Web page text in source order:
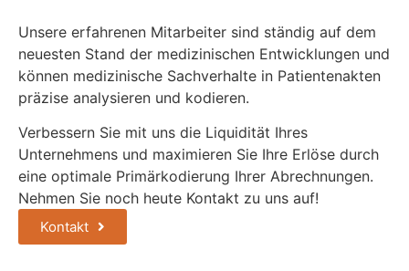
Unsere erfahrenen Mitarbeiter sind ständig auf dem
neuesten Stand der medizinischen Entwicklungen und
können medizinische Sachverhalte in Patientenakten
präzise analysieren und kodieren.
Verbessern Sie mit uns die Liquidität Ihres
Unternehmens und maximieren Sie Ihre Erlöse durch
eine optimale Primärkodierung Ihrer Abrechnungen.
Nehmen Sie noch heute Kontakt zu uns auf!
Kontakt